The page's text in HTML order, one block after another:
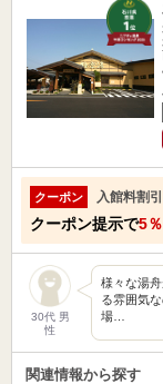
クーポン 入館料割引
クーポン提示で5
30代 男
性
様々な湯
る雰囲気
場…
関連情報から探す